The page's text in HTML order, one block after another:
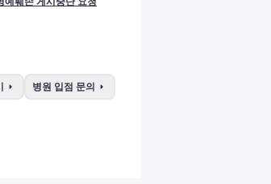
arrow_right 병원 입점 문의 arrow_right